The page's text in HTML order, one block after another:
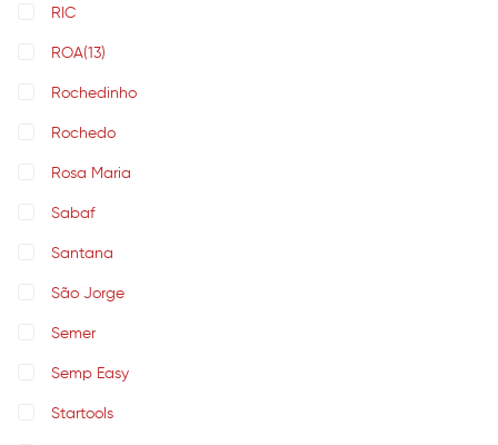
RIC
ROA(13)
Rochedinho
Rochedo
Rosa Maria
Sabaf
Santana
São Jorge
Semer
Semp Easy
Startools